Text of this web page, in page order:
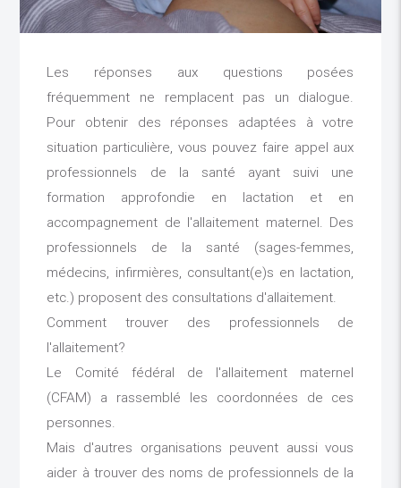
Les réponses aux questions posées
fréquemment ne remplacent pas un dialogue.
Pour obtenir des réponses adaptées à votre
situation particulière, vous pouvez faire appel aux
professionnels de la santé ayant suivi une
formation approfondie en lactation et en
accompagnement de l'allaitement maternel. Des
professionnels de la santé (sages-femmes,
médecins, infirmières, consultant(e)s en lactation,
etc.) proposent des consultations d'allaitement.
Comment trouver des professionnels de
l'allaitement?
Le Comité fédéral de l'allaitement maternel
(CFAM) a rassemblé les coordonnées de ces
personnes.
Mais d'autres organisations peuvent aussi vous
aider à trouver des noms de professionnels de la